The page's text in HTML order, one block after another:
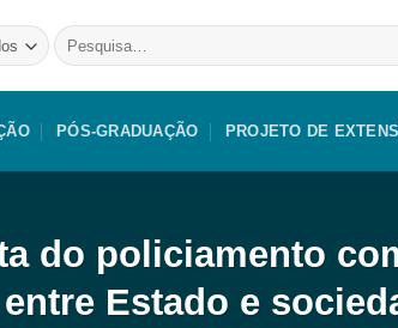
Pesquisar
por:
PÓS-GRADUAÇÃO PROJETO DE
do policiamento
Estado e